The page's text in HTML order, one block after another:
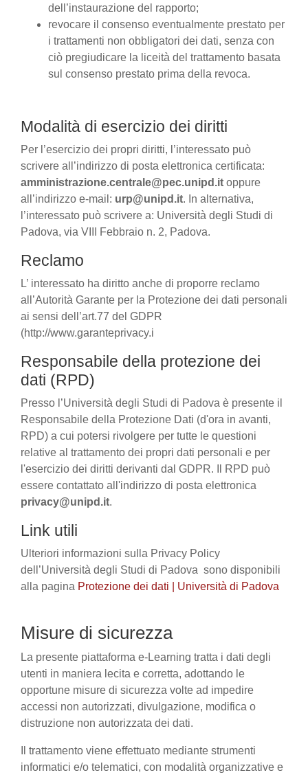
dell’instaurazione del rapporto;
revocare il consenso eventualmente prestato per
i trattamenti non obbligatori dei dati, senza con
ciò pregiudicare la liceità del trattamento basata
sul consenso prestato prima della revoca.
Modalità di esercizio dei diritti
Per l’esercizio dei propri diritti, l’interessato può
scrivere all’indirizzo di posta elettronica certificata:
amministrazione.centrale@pec.unipd.it oppure
all’indirizzo e-mail: urp@unipd.it. In alternativa,
l’interessato può scrivere a: Università degli Studi di
Padova, via VIII Febbraio n. 2, Padova.
Reclamo
L’ interessato ha diritto anche di proporre reclamo
all’Autorità Garante per la Protezione dei dati personali
ai sensi dell’art.77 del GDPR
(http://www.garanteprivacy.i
Responsabile della protezione dei
dati (RPD)
Presso l’Università degli Studi di Padova è presente il
Responsabile della Protezione Dati (d'ora in avanti,
RPD) a cui potersi rivolgere per tutte le questioni
relative al trattamento dei propri dati personali e per
l'esercizio dei diritti derivanti dal GDPR. Il RPD può
essere contattato all'indirizzo di posta elettronica
privacy@unipd.it.
Link utili
Ulteriori informazioni sulla Privacy Policy
dell’Università degli Studi di Padova sono disponibili
alla pagina Protezione dei dati | Università di Padova
Misure di sicurezza
La presente piattaforma e-Learning tratta i dati degli
utenti in maniera lecita e corretta, adottando le
opportune misure di sicurezza volte ad impedire
accessi non autorizzati, divulgazione, modifica o
distruzione non autorizzata dei dati.
Il trattamento viene effettuato mediante strumenti
informatici e/o telematici, con modalità organizzative e